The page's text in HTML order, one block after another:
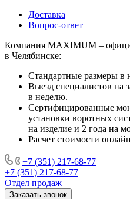
Доставка
Вопрос-ответ
Компания MAXIMUM –
в Челябинске:
Стандартные размеры в
Выезд специалистов на
в неделю.
Сертифицированные
установки воротных
на изделие и 2 года на
Расчет стоимости
+7 (351) 217-68-77
+7 (351) 217-68-77
Отдел продаж
Заказать звонок